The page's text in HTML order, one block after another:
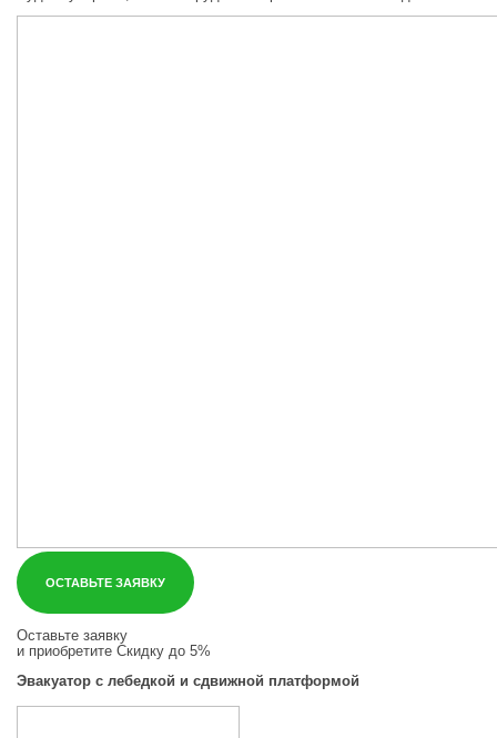
ОСТАВЬТЕ ЗАЯВКУ
Оставьте заявку
и приобретите Скидку до 5%
Эвакуатор с лебедкой и сдвижной платформой